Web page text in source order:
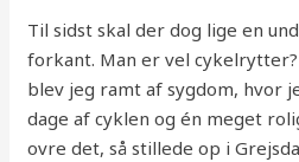
Til sidst skal der dog lige en
forkant. Man er vel
blev jeg ramt af sygdom, hvor
dage af cyklen og én meget
ovre det, så stillede op i